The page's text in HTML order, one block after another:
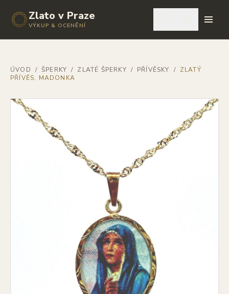
Zlato v Praze
VÝKUP & OCENĚNÍ
ÚVOD / ŠPERKY / ZLATÉ ŠPERKY / PŘÍVĚSKY / ZLATÝ
PŘÍVĚS, MADONKA